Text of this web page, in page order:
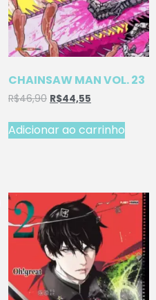
CHAINSAW MAN VOL. 23
R$46,90 R$44,55
Adicionar ao carrinho